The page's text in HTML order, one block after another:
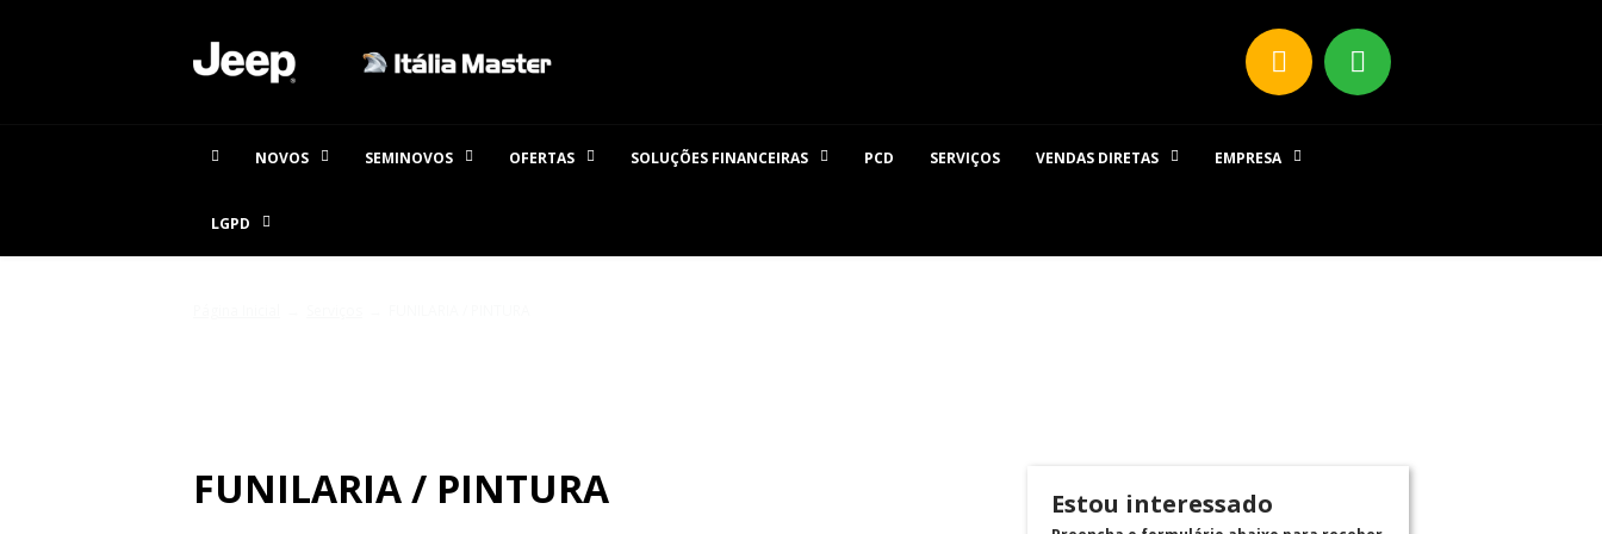
NOVOS SEMINOVOS OFERTAS SOLUÇÕES FINANCEIRAS PCD SERVIÇOS VENDAS DIRETAS EMPRESA
LGPD
FUNILARIA / PINTURA Estou interessado